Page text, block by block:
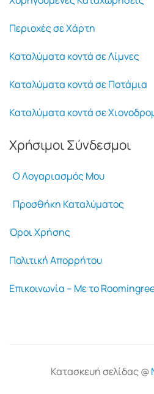
Περιοχές σε Χάρτη
Καταλύματα κοντά σε Λίμνες
Καταλύματα κοντά σε Ποτάμια
Καταλύματα κοντά σε
Χρήσιμοι Σύνδεσμοι
Ο Λογαριασμός Μου
Προσθήκη Καταλύματος
Όροι Χρήσης
Πολιτική Απορρήτου
Επικοινωνία – Με το
Κατασκευή σελίδας @